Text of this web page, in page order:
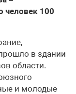
человек 100
в здании
области.
и молодые